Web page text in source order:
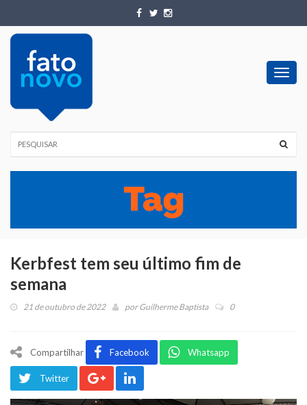
Kerbfest tem seu último fim de
semana
21 de outubro de 2022 porGuilherme Baptista 0
Compartilhar Facebook Whatsapp
Twitter